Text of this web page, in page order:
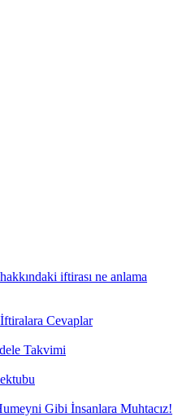
iftirası ne anlama
Cevaplar
Takvimi
Gibi İnsanlara Muhtacız!